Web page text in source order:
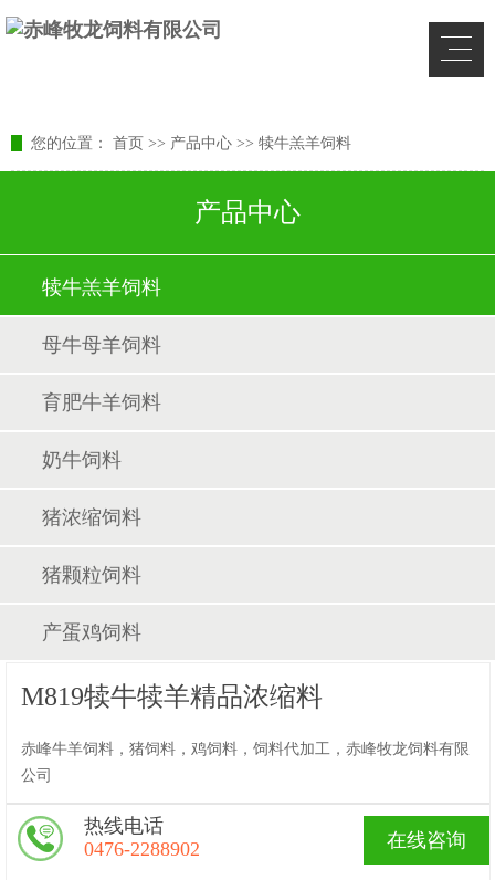
您的位置： 首页 >> 产品中心 >> 犊牛羔羊饲料
产品中心
犊牛羔羊饲料
母牛母羊饲料
育肥牛羊饲料
奶牛饲料
猪浓缩饲料
猪颗粒饲料
产蛋鸡饲料
M819犊牛犊羊精品浓缩料
赤峰牛羊饲料，猪饲料，鸡饲料，饲料代加工，赤峰牧龙饲料有限
公司
在线咨询
热线电话
0476-2288902